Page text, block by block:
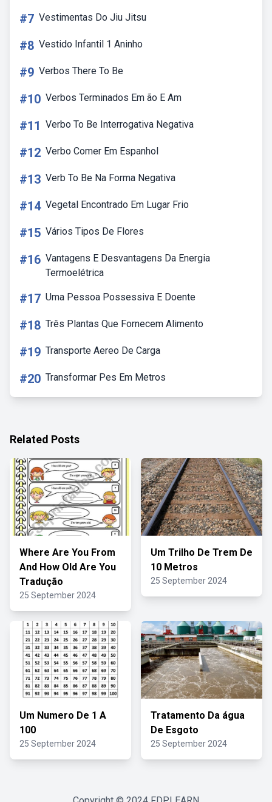
#7 Vestimentas Do Jiu Jitsu
#8 Vestido Infantil 1 Aninho
#9 Verbos There To Be
#10 Verbos Terminados Em ão E Am
#11 Verbo To Be Interrogativa Negativa
#12 Verbo Comer Em Espanhol
#13 Verb To Be Na Forma Negativa
#14 Vegetal Encontrado Em Lugar Frio
#15 Vários Tipos De Flores
#16 Vantagens E Desvantagens Da Energia
Termoelétrica
#17 Uma Pessoa Possessiva E Doente
#18 Três Plantas Que Fornecem Alimento
#19 Transporte Aereo De Carga
#20 Transformar Pes Em Metros
Related Posts
Where Are You From
And How Old Are You
Tradução
25 September 2024
Um Trilho De Trem De
10 Metros
25 September 2024
Um Numero De 1 A
100
25 September 2024
Tratamento Da água
De Esgoto
25 September 2024